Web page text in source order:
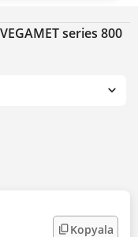
series 800
Kopyala